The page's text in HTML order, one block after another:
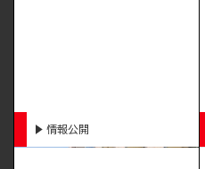
情報公開